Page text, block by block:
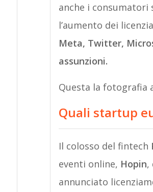
anche i consumatori
l’aumento dei
Meta, Twitter,
assunzioni.
Questa la fotografia
Quali startup
Il colosso del fintech
eventi online, Hopin,
annunciato